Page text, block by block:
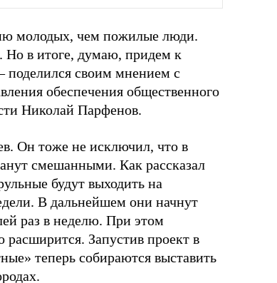
молодых, чем пожилые люди.
в итоге, думаю, придем к
поделился своим мнением с
обеспечения общественного
Николай Парфенов.
Он тоже не исключил, что в
смешанными. Как рассказал
будут выходить на
В дальнейшем они начнут
раз в неделю. При этом
расширится. Запустив проект в
теперь собираются выставить